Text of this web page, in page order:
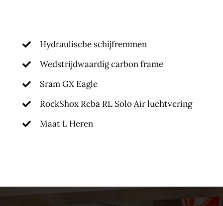
Hydraulische schijfremmen
Wedstrijdwaardig carbon frame
Sram GX Eagle
RockShox Reba RL Solo Air luchtvering
Maat L Heren